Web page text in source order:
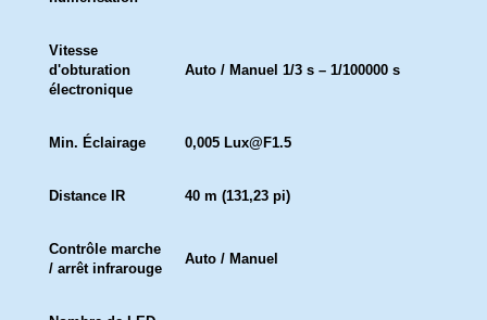
Vitesse
d'obturation
électronique
Auto / Manuel 1/3 s – 1/100000 s
Min. Éclairage 0,005 Lux@F1.5
Distance IR 40 m (131,23 pi)
Contrôle marche
/ arrêt infrarouge
Auto / Manuel